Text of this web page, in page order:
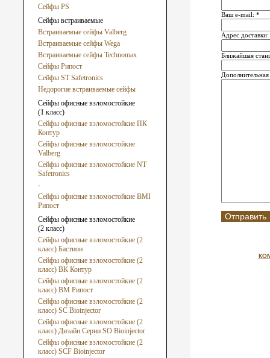
Сейфы PS
Сейфы встраиваемые
Встраиваемые сейфы Valberg
Встраиваемые сейфы Wega
Встраиваемые сейфы Technomax
Сейфы Рипост
Сейфы ST Safetronics
Недорогие встраиваемые сейфы
Сейфы офисные взломостойкие
(1 класс)
Сейфы офисные взломостойкие ПК
Контур
Сейфы офисные взломостойкие
Valberg
Сейфы офисные взломостойкие NT
Safetronics
-
Сейфы офисные взломостойкие ВМI
Рипост
Сейфы офисные взломостойкие
(2 класс)
Сейфы офисные взломостойкие (2
класс) Бастион
Сейфы офисные взломостойкие (2
класс) ВК Контур
Сейфы офисные взломостойкие (2
класс) ВМ Рипост
Сейфы офисные взломостойкие (2
класс) SC Bioinjector
Сейфы офисные взломостойкие (2
класс) Дизайн Серии SO Bioinjector
Сейфы офисные взломостойкие (2
класс) SCF Bioinjector
Ваш e-mail: *
Адрес
Ближайшая